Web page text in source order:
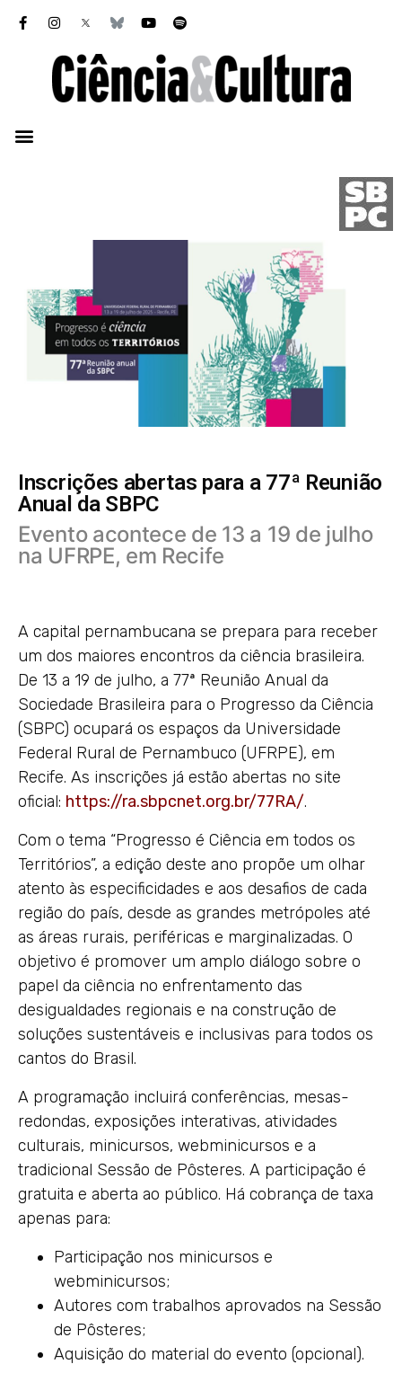
Inscrições abertas para a 77ª Reunião
Anual da SBPC
Evento acontece de 13 a 19 de julho
na UFRPE, em Recife
A capital pernambucana se prepara para receber
um dos maiores encontros da ciência brasileira.
De 13 a 19 de julho, a 77ª Reunião Anual da
Sociedade Brasileira para o Progresso da Ciência
(SBPC) ocupará os espaços da Universidade
Federal Rural de Pernambuco (UFRPE), em
Recife. As inscrições já estão abertas no site
oficial: https://ra.sbpcnet.org.br/77RA/.
Com o tema “Progresso é Ciência em todos os
Territórios”, a edição deste ano propõe um olhar
atento às especificidades e aos desafios de cada
região do país, desde as grandes metrópoles até
as áreas rurais, periféricas e marginalizadas. O
objetivo é promover um amplo diálogo sobre o
papel da ciência no enfrentamento das
desigualdades regionais e na construção de
soluções sustentáveis e inclusivas para todos os
cantos do Brasil.
A programação incluirá conferências, mesas-
redondas, exposições interativas, atividades
culturais, minicursos, webminicursos e a
tradicional Sessão de Pôsteres. A participação é
gratuita e aberta ao público. Há cobrança de taxa
apenas para:
Participação nos minicursos e
webminicursos;
Autores com trabalhos aprovados na Sessão
de Pôsteres;
Aquisição do material do evento (opcional).